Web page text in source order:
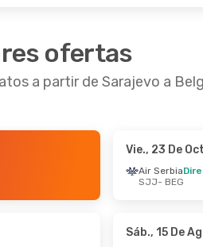
ofertas
a partir de Sarajevo a
Vie., 23 De
Air Serbia
SJJ- BEG
Sáb., 15 De